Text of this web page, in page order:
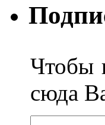
Чтобы
сюда